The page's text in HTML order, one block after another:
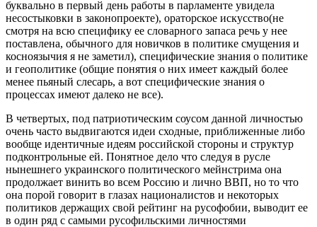
буквально в первый день работы в парламенте увидела
несостыковки в законопроекте), ораторское искусство(не
смотря на всю специфику ее словарного запаса речь у нее
поставлена, обычного для новичков в политике смущения и
косноязычия я не заметил), специфические знания о политике
и геополитике (общие понятия о них имеет каждый более
менее пьяный слесарь, а вот специфические знания о
процессах имеют далеко не все).
В четвертых, под патриотическим соусом данной личностью
очень часто выдвигаются идеи сходные, приближенные либо
вообще идентичные идеям российской стороны и структур
подконтрольные ей. Понятное дело что следуя в русле
нынешнего украинского политического мейнстрима она
продолжает винить во всем Россию и лично ВВП, но то что
она порой говорит в глазах националистов и некоторых
политиков держащих свой рейтинг на русофобии, выводит ее
в один ряд с самыми русофильскими личностями